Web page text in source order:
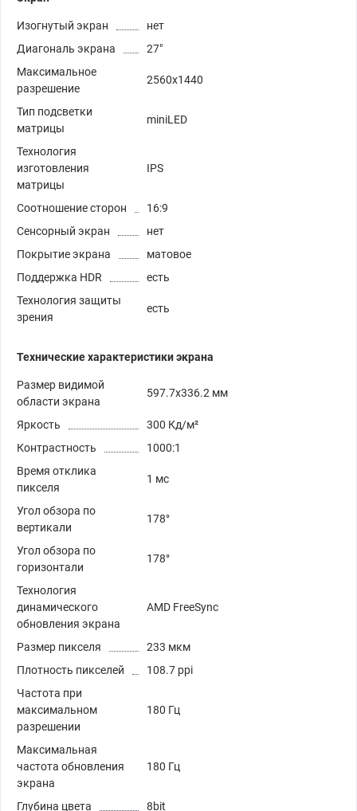
Изогнутый экран
нет
Диагональ экрана
27"
Максимальное
разрешение
2560x1440
Тип подсветки
матрицы
miniLED
Технология
изготовления
матрицы
IPS
Соотношение сторон
16:9
Сенсорный экран
нет
Покрытие экрана
матовое
Поддержка HDR
есть
Технология защиты
зрения
есть
Технические характеристики экрана
Размер видимой
области экрана
597.7x336.2 мм
Яркость
300 Кд/м²
Контрастность
1000:1
Время отклика
пикселя
1 мс
Угол обзора по
вертикали
178°
Угол обзора по
горизонтали
178°
Технология
динамического
обновления экрана
AMD FreeSync
Размер пикселя
233 мкм
Плотность пикселей
108.7 ppi
Частота при
максимальном
разрешении
180 Гц
Максимальная
частота обновления
экрана
180 Гц
Глубина цвета 8bit